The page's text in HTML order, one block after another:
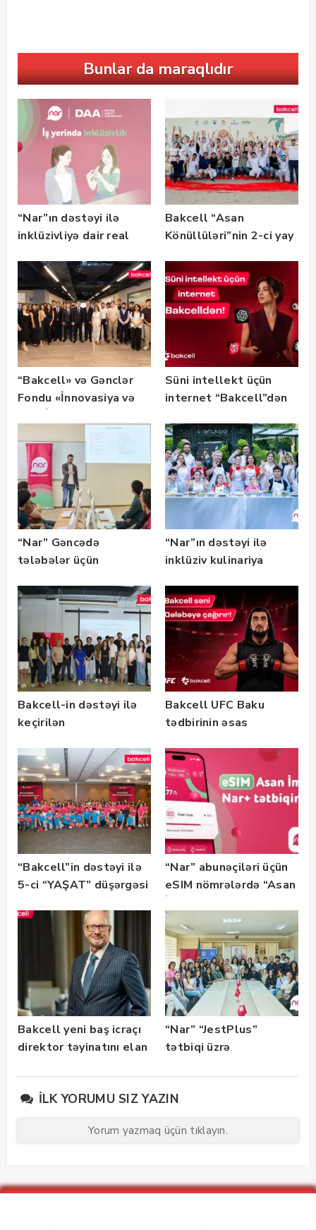
Bunlar da maraqlıdır
“Nar”ın dəstəyi ilə
inklüzivliyə dair real
təqdim edilir
Bakcell “Asan
Könüllüləri”nin 2-ci yay
olub — FOTO
“Bakcell» və Gənclər
Fondu «İnnovasiya və
təqaüd proqramının
qalibləri ilə görüş
keçirib
Süni intellekt üçün
internet “Bakcell”dən
“Nar” Gəncədə
tələbələr üçün
təlimləri təşkil edib
“Nar”ın dəstəyi ilə
inklüziv kulinariya
keçirilib — Fotolar
Bakcell-in dəstəyi ilə
keçirilən
Bootcamp” başladı
Bakcell UFC Baku
tədbirinin əsas
“Bakcell”in dəstəyi ilə
5-ci “YAŞAT” düşərgəsi
“Nar” abunəçiləri üçün
eSIM nömrələrdə “Asan
istifadəyə verildi
Bakcell yeni baş icraçı
direktor təyinatını elan
“Nar” “JestPlus”
tətbiqi üzrə
İLK YORUMU SIZ YAZIN
Yorum yazmaq üçün tıklayın.